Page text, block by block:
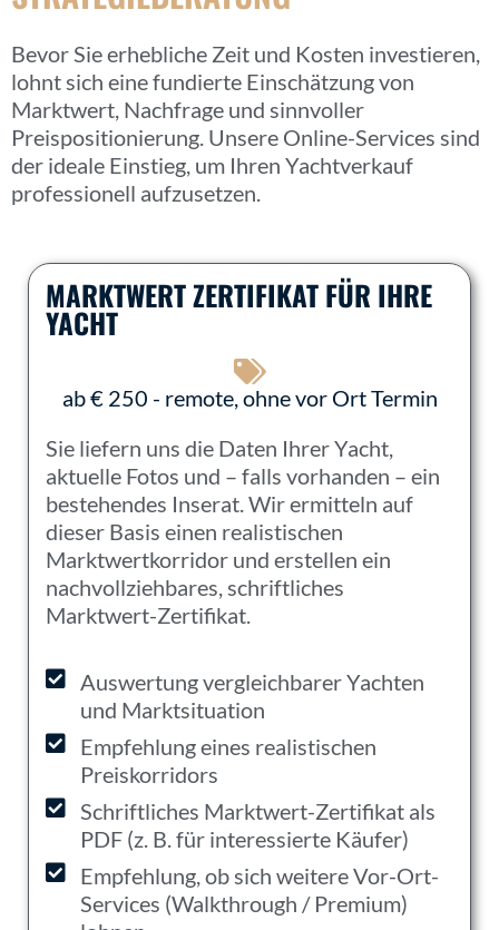
Bevor Sie erhebliche Zeit und Kosten investieren,
lohnt sich eine fundierte Einschätzung von
Marktwert, Nachfrage und sinnvoller
Preispositionierung. Unsere Online-Services sind
der ideale Einstieg, um Ihren Yachtverkauf
professionell aufzusetzen.
MARKTWERT ZERTIFIKAT FÜR IHRE
YACHT
ab € 250 - remote, ohne vor Ort Termin
Sie liefern uns die Daten Ihrer Yacht,
aktuelle Fotos und – falls vorhanden – ein
bestehendes Inserat. Wir ermitteln auf
dieser Basis einen realistischen
Marktwertkorridor und erstellen ein
nachvollziehbares, schriftliches
Marktwert-Zertifikat.
Auswertung vergleichbarer Yachten
und Marktsituation
Empfehlung eines realistischen
Preiskorridors
Schriftliches Marktwert-Zertifikat als
PDF (z. B. für interessierte Käufer)
Empfehlung, ob sich weitere Vor-Ort-
Services (Walkthrough / Premium)